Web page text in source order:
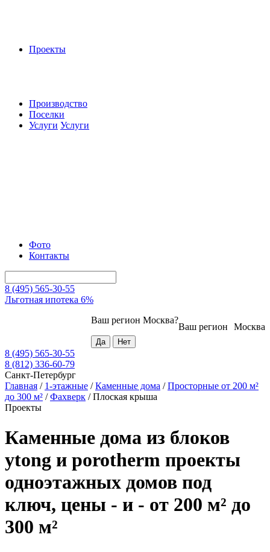
Проекты
Производство
Поселки
Услуги Услуги
Фото
Контакты
8 (495) 565-30-55
Льготная ипотека 6%
Москва
Ваш регион
Ваш регион Москва?
8 (495) 565-30-55
8 (812) 336-60-79
Санкт-Петербург
Главная / 1-этажные /Каменные дома /Просторные от 200 м²
до 300 м² /Фахверк /Плоская крыша
Проекты
Каменные дома из блоков
ytong и porotherm проекты
одноэтажных домов под
ключ, цены - и - от 200 м² до
300 м²